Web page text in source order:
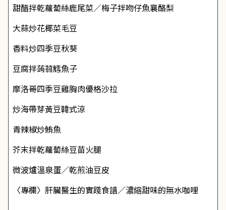
甜醋拌乾蘿蔔絲鹿尾菜／梅子拌吻仔魚襄酪梨
大蒜炒花椰菜毛豆
香料炒四季豆秋葵
豆腐拌蒟蒻鱈魚子
摩洛哥四季豆雞胸肉優格沙拉
炒海帶芽黃豆韓式涼
青辣椒炒鮪魚
芥末拌乾蘿蔔絲豆苗火腿
微波爐溫泉蛋／乾煎油豆皮
〈專欄〉肝臟醫生的實踐食譜／濃縮甜味的無水咖哩